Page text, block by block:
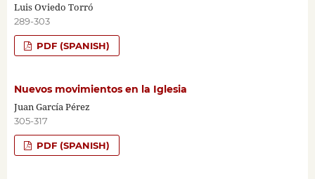
Luis Oviedo Torró
289-303
PDF (SPANISH)
Nuevos movimientos en la Iglesia
Juan García Pérez
305-317
PDF (SPANISH)